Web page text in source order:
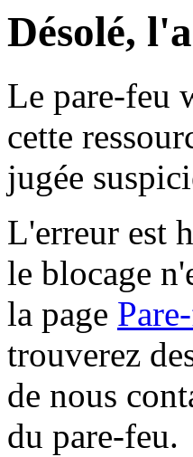
Désolé,
Le pare-feu
cette
jugée
L'erreur est
le blocage
la page
trouverez
de nous
du pare-feu.